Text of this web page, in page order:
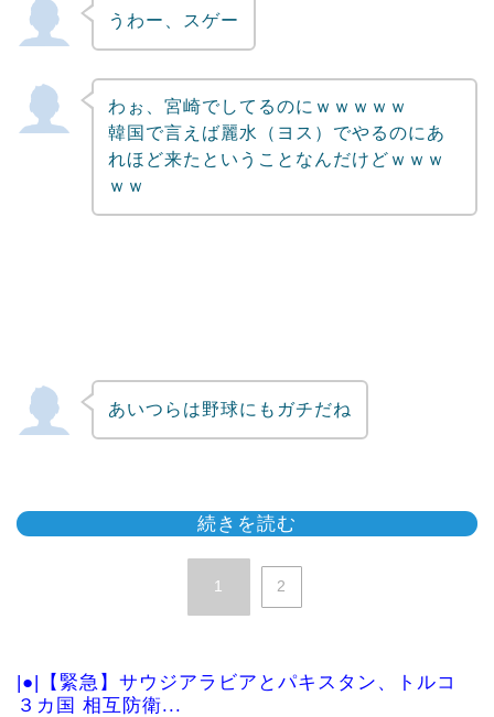
うわー、スゲー
わぉ、宮崎でしてるのにｗｗｗｗｗ
韓国で言えば麗水（ヨス）でやるのにあ
れほど来たということなんだけどｗｗｗ
ｗｗ
あいつらは野球にもガチだね
続きを読む
1 2
|●|【緊急】サウジアラビアとパキスタン、トルコ
３カ国 相互防衛...